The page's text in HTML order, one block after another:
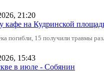
21:20
у кафе на Кудринской
погибли, 15 получили травмы
15:43
в июле - Собянин